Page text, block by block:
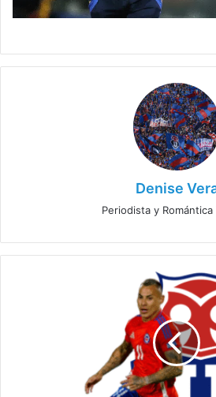
Denise
Periodista y Romántica